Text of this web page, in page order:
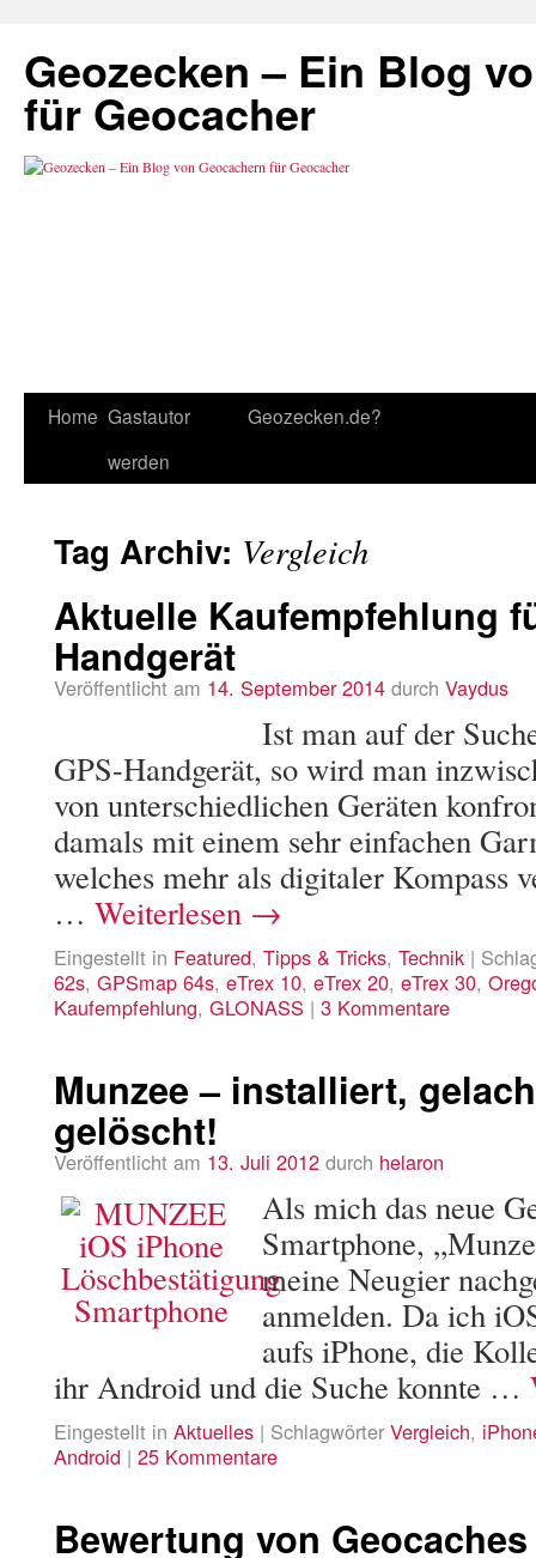
Geozecken – Ein Blog
für Geocacher
Home Gastautor
werden
Geozecken.de?
Tag Archiv: Vergleich
Aktuelle Kaufempfehlung
Handgerät
Veröffentlicht am 14. September 2014 durch Vaydus
Ist man auf der
GPS-Handgerät, so wird man
von unterschiedlichen Geräten
damals mit einem sehr einfachen
welches mehr als digitaler Kompass
… Weiterlesen →
Eingestellt in Featured, Tipps & Tricks, Technik |
62s, GPSmap 64s, eTrex 10, eTrex 20, eTrex 30,
Kaufempfehlung, GLONASS | 3 Kommentare
Munzee – installiert,
gelöscht!
Veröffentlicht am 13. Juli 2012 durch helaron
Als mich das neue
Smartphone,
meine Neugier
anmelden. Da ich
aufs iPhone, die
ihr Android und die Suche konnte …
Eingestellt in Aktuelles | Schlagwörter Vergleich,
Android | 25 Kommentare
Bewertung von